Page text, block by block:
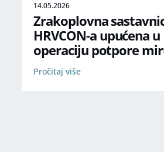
14.05.2026
Zrakoplovna
HRVCON-a upućena
operaciju potpore
Pročitaj više